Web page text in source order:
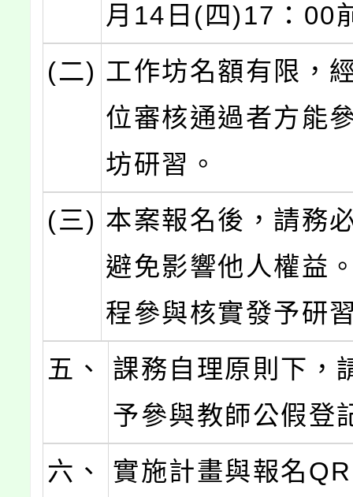
月14日(四)17：00
(二) 工作坊名額有限，
位審核通過者方能
坊研習。
(三) 本案報名後，請務
避免影響他人權益
程參與核實發予研
五、
課務自理原則下，
予參與教師公假登
六、
實施計畫與報名